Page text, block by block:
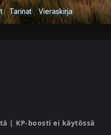
Tarinat Vieraskirja
| KP-boosti ei käytössä